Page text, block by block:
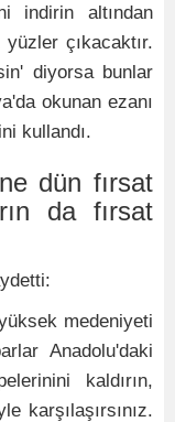
indirin altından
çıkacaktır.
diyorsa bunlar
okunan ezanı
kullandı.
dün fırsat
da fırsat
medeniyeti
Anadolu'daki
kaldırın,
karşılaşırsınız.